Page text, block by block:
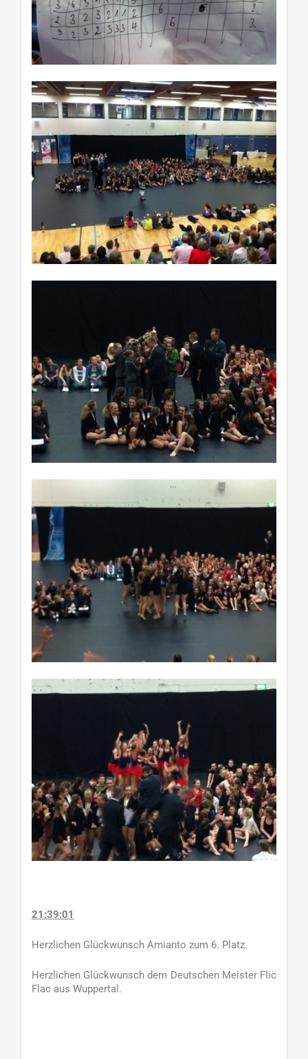
21:39:01
Herzlichen Glückwunsch Amianto zum 6. Platz.
Herzlichen Glückwunsch dem Deutschen Meister Flic
Flac aus Wuppertal.